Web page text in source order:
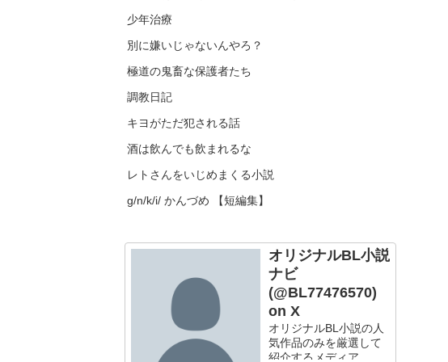
少年治療
別に嫌いじゃないんやろ？
極道の鬼畜な保護者たち
調教日記
キヨがただ犯される話
酒は飲んでも飲まれるな
レトさんをいじめまくる小説
g/n/k/i/ かんづめ 【短編集】
オリジナルBL小説
ナビ
(@BL77476570)
on X
オリジナルBL小説の人
気作品のみを厳選して
紹介するメディア